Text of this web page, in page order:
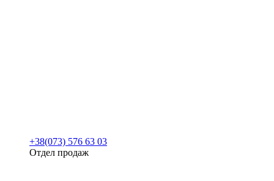
+38(073) 576 63 03
Отдел продаж